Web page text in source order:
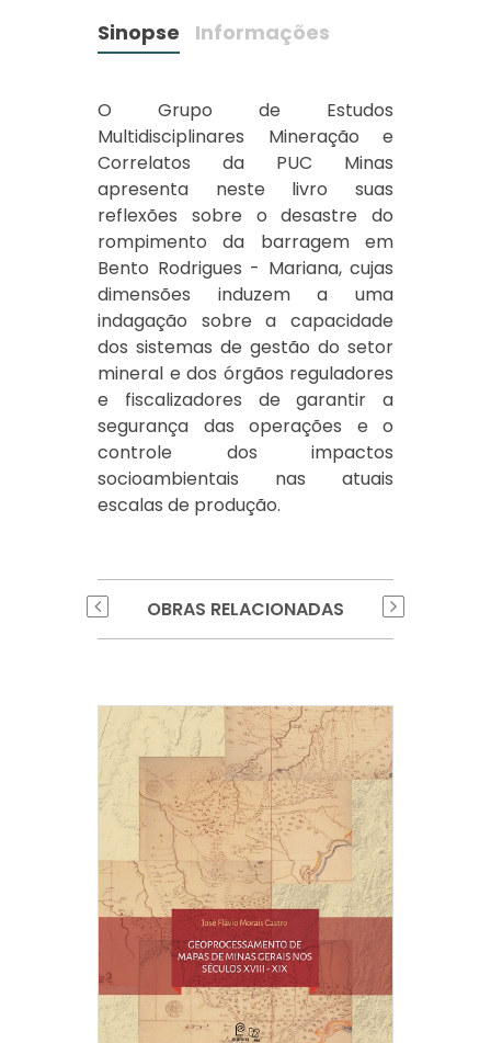
Sinopse Informações
O Grupo de Estudos
Multidisciplinares Mineração e
Correlatos da PUC Minas
apresenta neste livro suas
reflexões sobre o desastre do
rompimento da barragem em
Bento Rodrigues - Mariana, cujas
dimensões induzem a uma
indagação sobre a capacidade
dos sistemas de gestão do setor
mineral e dos órgãos reguladores
e fiscalizadores de garantir a
segurança das operações e o
controle dos impactos
socioambientais nas atuais
escalas de produção.
OBRAS RELACIONADAS